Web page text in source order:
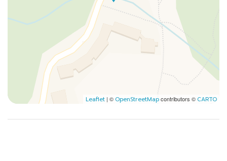
Leaflet | © OpenStreetMapcontributors ©CARTO